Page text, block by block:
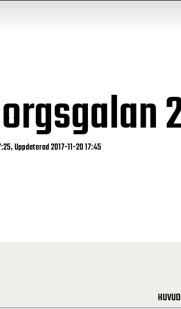
Uppdaterad 2017-11-20 17:45